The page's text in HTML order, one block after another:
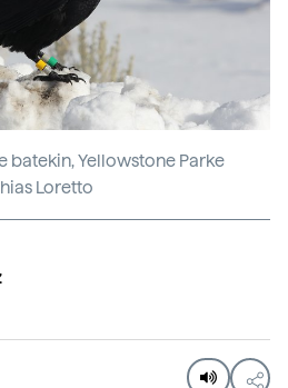
batekin, Yellowstone Parke
Loretto